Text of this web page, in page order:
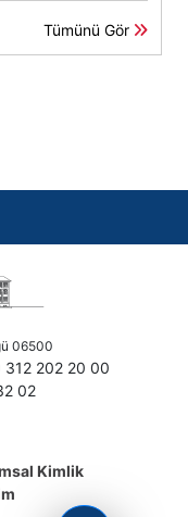
Tümünü Gör
06500
312 202 20 00
02
Kimlik